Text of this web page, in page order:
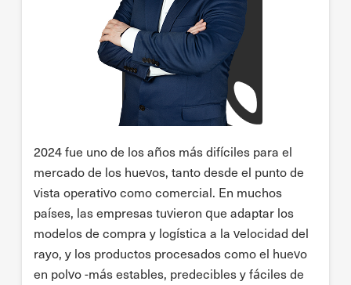
2024 fue uno de los años más difíciles para el
mercado de los huevos, tanto desde el punto de
vista operativo como comercial. En muchos
países, las empresas tuvieron que adaptar los
modelos de compra y logística a la velocidad del
rayo, y los productos procesados como el huevo
en polvo -más estables, predecibles y fáciles de